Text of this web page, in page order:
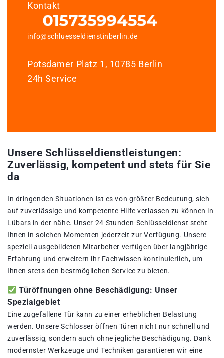
Kontakt
info@schluesseldienstinberlin.de
Potsdamer Platz 1, 10785 Berlin
24h Service
Unsere Schlüsseldienstleistungen:
Zuverlässig, kompetent und stets für Sie
da
In dringenden Situationen ist es von größter Bedeutung, sich
auf zuverlässige und kompetente Hilfe verlassen zu können in
Lübars in der nähe. Unser 24-Stunden-Schlüsseldienst steht
Ihnen in solchen Momenten jederzeit zur Verfügung. Unsere
speziell ausgebildeten Mitarbeiter verfügen über langjährige
Erfahrung und erweitern ihr Fachwissen kontinuierlich, um
Ihnen stets den bestmöglichen Service zu bieten.
Türöffnungen ohne Beschädigung: Unser
Spezialgebiet
Eine zugefallene Tür kann zu einer erheblichen Belastung
werden. Unsere Schlosser öffnen Türen nicht nur schnell und
zuverlässig, sondern auch ohne jegliche Beschädigung. Dank
modernster Werkzeuge und Techniken garantieren wir eine